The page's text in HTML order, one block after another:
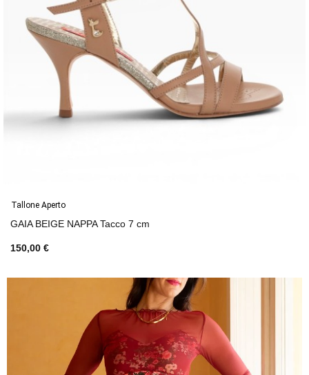
Tallone Aperto
GAIA BEIGE NAPPA Tacco 7 cm
150,00 €